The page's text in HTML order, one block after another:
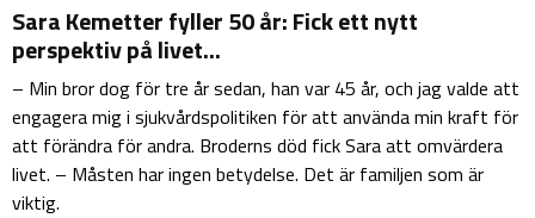
Sara Kemetter fyller 50 år: Fick ett nytt
perspektiv på livet...
– Min bror dog för tre år sedan, han var 45 år, och jag valde att
engagera mig i sjukvårdspolitiken för att använda min kraft för
att förändra för andra. Broderns död fick Sara att omvärdera
livet. – Måsten har ingen betydelse. Det är familjen som är
viktig.